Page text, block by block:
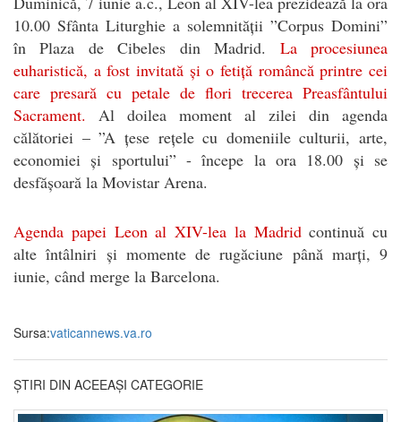
10.00 Sfânta Liturghie a solemnității ”Corpus Domini”
în Plaza de Cibeles din Madrid. La procesiunea
euharistică, a fost invitată și o fetiță româncă printre cei
care presară cu petale de flori trecerea Preasfântului
Sacrament. Al doilea moment al zilei din agenda
călătoriei – ”A țese rețele cu domeniile culturii, arte,
economiei și sportului” - începe la ora 18.00 și se
desfășoară la Movistar Arena.
Agenda papei Leon al XIV-lea la Madridcontinuă cu
alte întâlniri și momente de rugăciune până marți, 9
iunie, când merge la Barcelona.
Sursa:vaticannews.va.ro
ȘTIRI DIN ACEEAȘI CATEGORIE